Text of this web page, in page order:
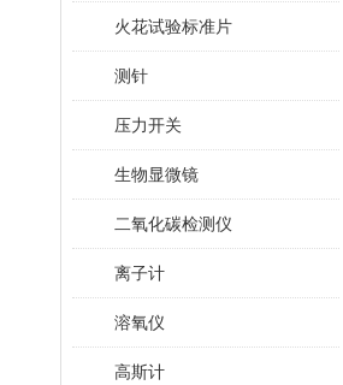
火花试验标准片
测针
压力开关
生物显微镜
二氧化碳检测仪
离子计
溶氧仪
高斯计